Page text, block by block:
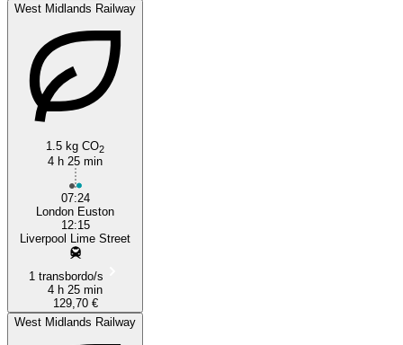
West Midlands Railway
1.5 kg CO2
4 h 25 min
07:24
London Euston
12:15
Liverpool Lime Street
1 transbordo/s
4 h 25 min
129,70 €
West Midlands Railway